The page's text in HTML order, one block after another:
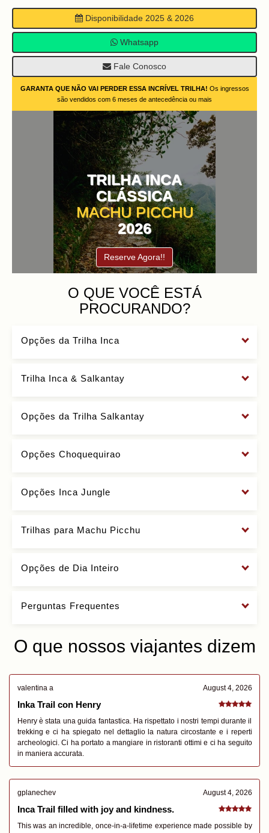
Disponibilidade 2025 & 2026
Whatsapp
Fale Conosco
GARANTA QUE NÃO VAI PERDER ESSA INCRÍVEL TRILHA! Os ingressos
são vendidos com 6 meses de antecedência ou mais
TRILHA INCA
CLÁSSICA
MACHU PICCHU
2026
Reserve Agora!!
O QUE VOCÊ ESTÁ
PROCURANDO?
Opções da Trilha Inca
Trilha Inca & Salkantay
Opções da Trilha Salkantay
Opções Choquequirao
Opções Inca Jungle
Trilhas para Machu Picchu
Opções de Dia Inteiro
Perguntas Frequentes
O que nossos viajantes dizem
valentina a August 4, 2026
Inka Trail con Henry
Henry è stata una guida fantastica. Ha rispettato i nostri tempi durante il
trekking e ci ha spiegato nel dettaglio la natura circostante e i reperti
archeologici. Ci ha portato a mangiare in ristoranti ottimi e ci ha seguito
in maniera accurata.
gplanechev August 4, 2026
Inca Trail filled with joy and kindness.
This was an incredible, once-in-a-lifetime experience made possible by